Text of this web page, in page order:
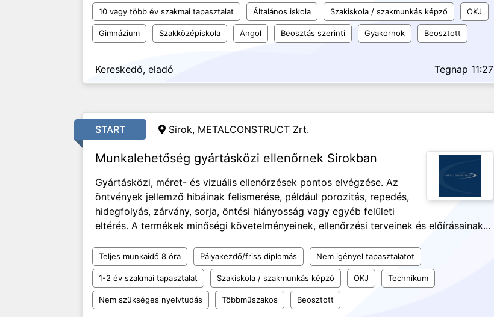
10 vagy több év szakmai tapasztalat Általános iskola Szakiskola / szakmunkás képző OKJ
Gimnázium Szakközépiskola Angol Beosztás szerinti Gyakornok Beosztott
Kereskedő, eladó Tegnap 11:27
START Sirok, METALCONSTRUCT Zrt.
Munkalehetőség gyártásközi ellenőrnek Sirokban
Gyártásközi, méret- és vizuális ellenőrzések pontos elvégzése. Az
öntvények jellemző hibáinak felismerése, például porozitás, repedés,
hidegfolyás, zárvány, sorja, öntési hiányosság vagy egyéb felületi
eltérés. A termékek minőségi követelményeinek, ellenőrzési terveinek és előírásainak...
Teljes munkaidő 8 óra Pályakezdő/friss diplomás Nem igényel tapasztalatot
1-2 év szakmai tapasztalat Szakiskola / szakmunkás képző OKJ Technikum
Nem szükséges nyelvtudás Többműszakos Beosztott